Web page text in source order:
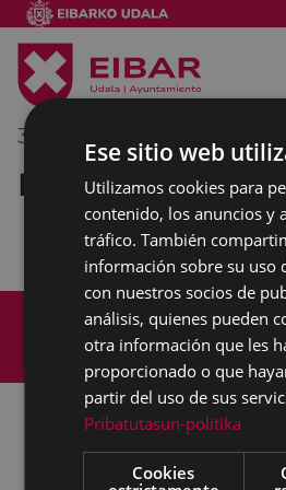
30/05/2022
Reunión interna
Política de cookies
Ese sitio web
Utilizamos cookies para
contenido, los anuncios y
tráfico. También
información sobre su uso
con nuestros socios de
análisis, quienes pueden
otra información que les
proporcionado o que
partir del uso de sus
Pribatutasun-politika
Cookies